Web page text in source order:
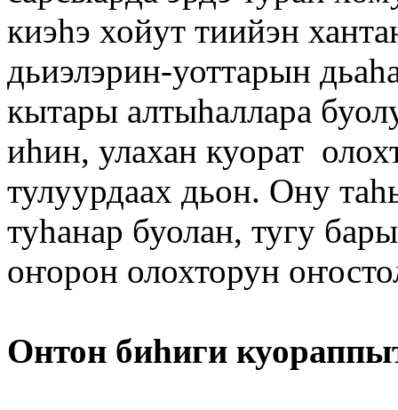
киэһэ хойут тиийэн
дьиэлэрин-уоттарын
кытары алтыһаллара
иһин, улахан куорат
тулуурдаах дьон. Ону
туһанар буолан, тугу
оҥорон олохторун
Онтон биһиги